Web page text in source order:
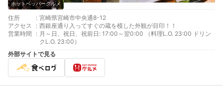
ホットペッパーグルメ
住所 : 宮崎県宮崎市中央通8-12
アクセス
: 西銀座通り入ってすぐの蔵を模した外観が目印！！
営業時間
: 月～日、祝日、祝前日: 17:00～翌0:00 （料理L.O. 23:00 ドリン
クL.O. 23:00）
外部サイトで見る